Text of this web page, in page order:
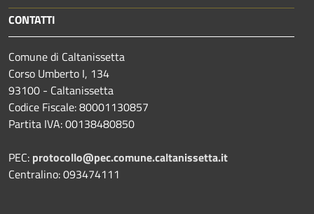
CONTATTI
Comune di Caltanissetta
Corso Umberto I, 134
93100 - Caltanissetta
Codice Fiscale: 80001130857
Partita IVA: 00138480850
PEC: protocollo@pec.comune.caltanissetta.it
Centralino: 093474111